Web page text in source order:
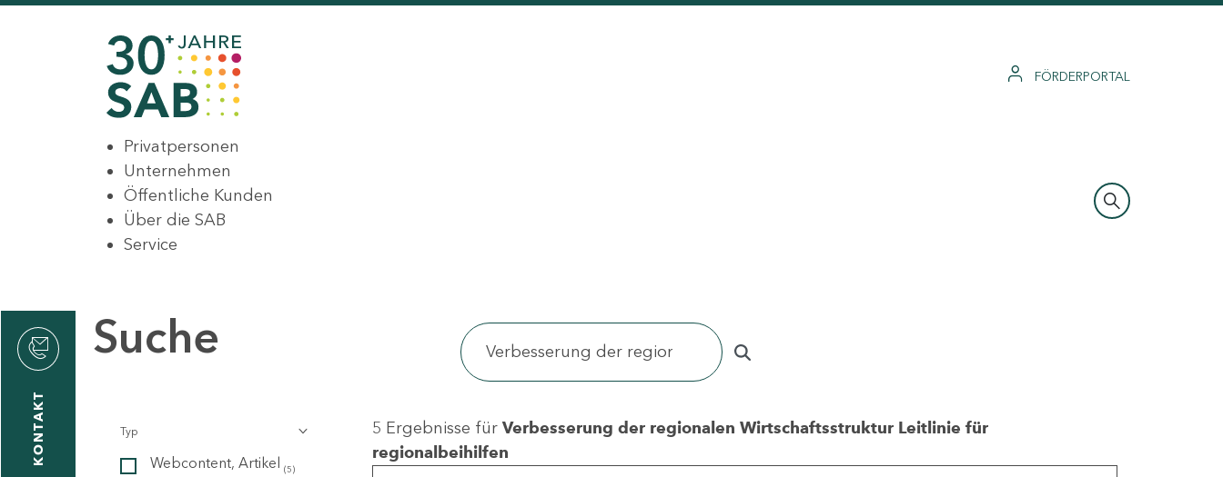
FÖRDERPORTAL
Privatpersonen
Unternehmen
Öffentliche Kunden
Über die SAB
Service
KONTAKT
Suche
Typ
Webcontent, Artikel (5)
5 Ergebnisse für Verbesserung der regionalen Wirtschaftsstruktur Leitlinie für
regionalbeihilfen